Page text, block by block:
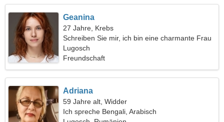
Geanina
27 Jahre, Krebs
Schreiben Sie mir, ich bin eine charmante Frau
Lugosch
Freundschaft
Adriana
59 Jahre alt, Widder
Ich spreche Bengali, Arabisch